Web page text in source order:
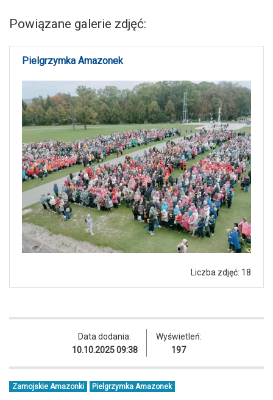
Powiązane galerie zdjęć:
Pielgrzymka Amazonek
Liczba zdjęć: 18
Data dodania:
10.10.2025 09:38
Wyświetleń:
197
Zamojskie Amazonki Pielgrzymka Amazonek